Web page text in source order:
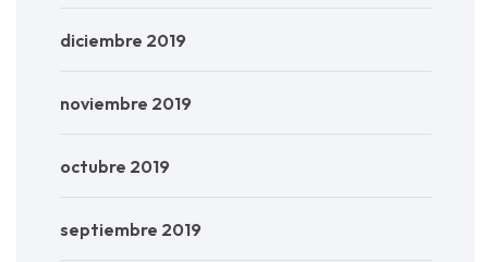
diciembre 2019
noviembre 2019
octubre 2019
septiembre 2019